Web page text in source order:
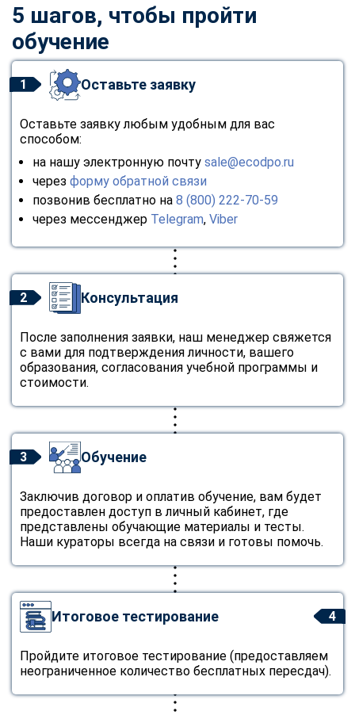
5 шагов, чтобы пройти
обучение
1 Оставьте заявку
Оставьте заявку любым удобным для вас
способом:
на нашу электронную почту sale@ecodpo.ru
через форму обратной связи
позвонив бесплатно на 8 (800) 222-70-59
через мессенджер Telegram, Viber
2 Консультация
После заполнения заявки, наш менеджер свяжется
с вами для подтверждения личности, вашего
образования, согласования учебной программы и
стоимости.
3 Обучение
Заключив договор и оплатив обучение, вам будет
предоставлен доступ в личный кабинет, где
представлены обучающие материалы и тесты.
Наши кураторы всегда на связи и готовы помочь.
4
Итоговое тестирование
Пройдите итоговое тестирование (предоставляем
неограниченное количество бесплатных пересдач).